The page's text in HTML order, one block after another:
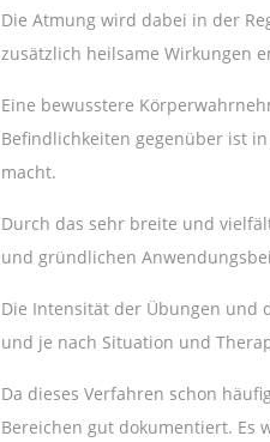
Die Atmung wird dabei in der
zusätzlich heilsame Wirkungen
Eine bewusstere
Befindlichkeiten gegenüber ist
macht.
Durch das sehr breite und
und gründlichen
Die Intensität der Übungen und
und je nach Situation und
Da dieses Verfahren schon
Bereichen gut dokumentiert. Es